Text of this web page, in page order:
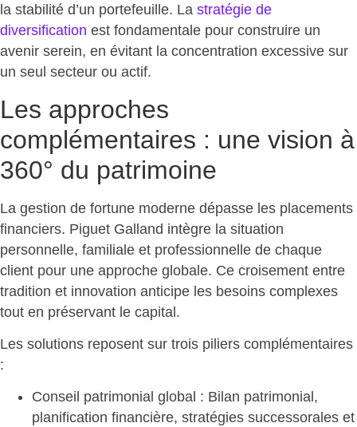
la stabilité d’un portefeuille. La stratégie de
diversification est fondamentale pour construire un
avenir serein, en évitant la concentration excessive sur
un seul secteur ou actif.
Les approches
complémentaires : une vision à
360° du patrimoine
La gestion de fortune moderne dépasse les placements
financiers. Piguet Galland intègre la situation
personnelle, familiale et professionnelle de chaque
client pour une approche globale. Ce croisement entre
tradition et innovation anticipe les besoins complexes
tout en préservant le capital.
Les solutions reposent sur trois piliers complémentaires
:
Conseil patrimonial global : Bilan patrimonial,
planification financière, stratégies successorales et